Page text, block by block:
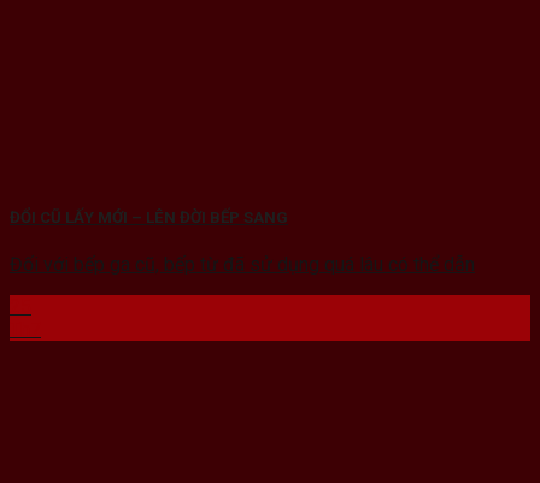
ĐỔI CŨ LẤY MỚI – LÊN ĐỜI BẾP SANG
Đối với bếp ga cũ, bếp từ đã sử dụng quá lâu có thể dẫn